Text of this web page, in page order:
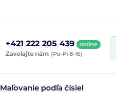
+421 222 205 439 online
Zavolajte nám (Po-Pi 8-16)
Maľovanie podľa čísiel